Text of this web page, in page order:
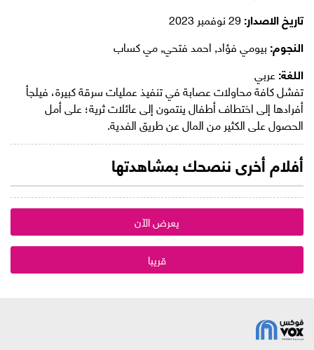
تاريخ الاصدار:
النجوم:بيومي فؤاد, احمد فتحي, مي كساب
اللغة:عربي
تفشل كافة محاولات عصابة في تنفيذ عمليات سرقة كبيرة، فيلجأ
أفرادها إلى اختطاف أطفال ينتمون إلى عائلات ثرية؛ على أمل
الحصول على الكثير من المال عن طريق الفدية.
أفلام أخرى ننصحك بمشاهدتها
يعرض الآن
قريبا